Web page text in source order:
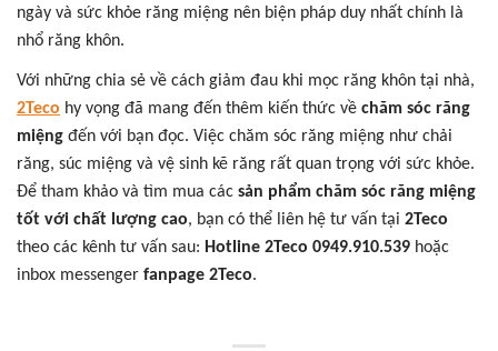
ngày và sức khỏe răng miệng nên biện pháp duy nhất chính là
nhổ răng khôn.
Với những chia sẻ về cách giảm đau khi mọc răng khôn tại nhà,
2Teco hy vọng đã mang đến thêm kiến thức về chăm sóc răng
miệng đến với bạn đọc. Việc chăm sóc răng miệng như chải
răng, súc miệng và vệ sinh kẽ răng rất quan trọng với sức khỏe.
Để tham khảo và tìm mua các sản phẩm chăm sóc răng miệng
tốt với chất lượng cao, bạn có thể liên hệ tư vấn tại 2Teco
theo các kênh tư vấn sau: Hotline 2Teco 0949.910.539 hoặc
inbox messenger fanpage 2Teco.